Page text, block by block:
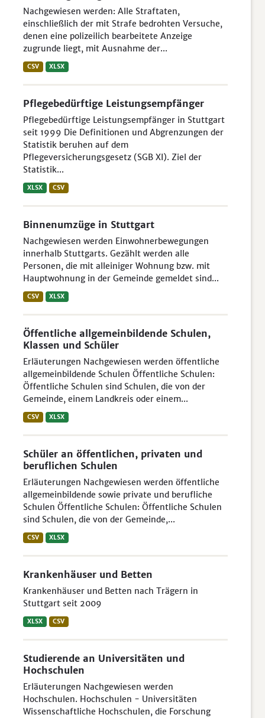
Nachgewiesen werden: Alle Straftaten,
einschließlich der mit Strafe bedrohten Versuche,
denen eine polizeilich bearbeitete Anzeige
zugrunde liegt, mit Ausnahme der...
CSV XLSX
Pflegebedürftige Leistungsempfänger
Pflegebedürftige Leistungsempfänger in Stuttgart
seit 1999 Die Definitionen und Abgrenzungen der
Statistik beruhen auf dem
Pflegeversicherungsgesetz (SGB XI). Ziel der
Statistik...
XLSX CSV
Binnenumzüge in Stuttgart
Nachgewiesen werden Einwohnerbewegungen
innerhalb Stuttgarts. Gezählt werden alle
Personen, die mit alleiniger Wohnung bzw. mit
Hauptwohnung in der Gemeinde gemeldet sind...
CSV XLSX
Öffentliche allgemeinbildende Schulen,
Klassen und Schüler
Erläuterungen Nachgewiesen werden öffentliche
allgemeinbildende Schulen Öffentliche Schulen:
Öffentliche Schulen sind Schulen, die von der
Gemeinde, einem Landkreis oder einem...
CSV XLSX
Schüler an öffentlichen, privaten und
beruflichen Schulen
Erläuterungen Nachgewiesen werden öffentliche
allgemeinbildende sowie private und berufliche
Schulen Öffentliche Schulen: Öffentliche Schulen
sind Schulen, die von der Gemeinde,...
CSV XLSX
Krankenhäuser und Betten
Krankenhäuser und Betten nach Trägern in
Stuttgart seit 2009
XLSX CSV
Studierende an Universitäten und
Hochschulen
Erläuterungen Nachgewiesen werden
Hochschulen. Hochschulen - Universitäten
Wissenschaftliche Hochschulen, die Forschung